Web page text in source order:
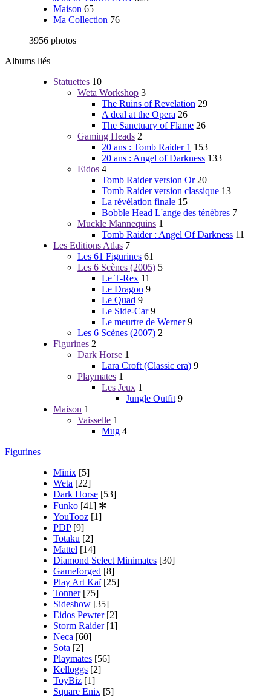
Maison 65
Ma Collection 76
3956 photos
Albums liés
Statuettes 10
Weta Workshop 3
The Ruins of Revelation 29
A deal at the Opera 26
The Sanctuary of Flame 26
Gaming Heads 2
20 ans : Tomb Raider 1 153
20 ans : Angel of Darkness 133
Eidos 4
Tomb Raider version Or 20
Tomb Raider version classique 13
La révélation finale 15
Bobble Head L'ange des ténèbres 7
Muckle Mannequins 1
Tomb Raider : Angel Of Darkness 11
Les Editions Atlas 7
Les 61 Figurines 61
Les 6 Scènes (2005) 5
Le T-Rex 11
Le Dragon 9
Le Quad 9
Le Side-Car 9
Le meurtre de Werner 9
Les 6 Scènes (2007) 2
Figurines 2
Dark Horse 1
Lara Croft (Classic era) 9
Playmates 1
Les Jeux 1
Jungle Outfit 9
Maison 1
Vaisselle 1
Mug 4
Figurines
Minix [5]
Weta [22]
Dark Horse [53]
Funko [41] ✻
YouTooz [1]
PDP [9]
Totaku [2]
Mattel [14]
Diamond Select Minimates [30]
Gameforged [8]
Play Art Kaï [25]
Tonner [75]
Sideshow [35]
Eidos Pewter [2]
Storm Raider [1]
Neca [60]
Sota [2]
Playmates [56]
Kelloggs [2]
ToyBiz [1]
Square Enix [5]